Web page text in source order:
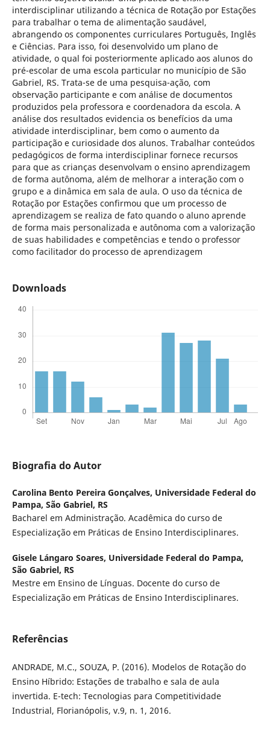
interdisciplinar utilizando a técnica de Rotação por Estações
para trabalhar o tema de alimentação saudável,
abrangendo os componentes curriculares Português, Inglês
e Ciências. Para isso, foi desenvolvido um plano de
atividade, o qual foi posteriormente aplicado aos alunos do
pré-escolar de uma escola particular no município de São
Gabriel, RS. Trata-se de uma pesquisa-ação, com
observação participante e com análise de documentos
produzidos pela professora e coordenadora da escola. A
análise dos resultados evidencia os benefícios da uma
atividade interdisciplinar, bem como o aumento da
participação e curiosidade dos alunos. Trabalhar conteúdos
pedagógicos de forma interdisciplinar fornece recursos
para que as crianças desenvolvam o ensino aprendizagem
de forma autônoma, além de melhorar a interação com o
grupo e a dinâmica em sala de aula. O uso da técnica de
Rotação por Estações confirmou que um processo de
aprendizagem se realiza de fato quando o aluno aprende
de forma mais personalizada e autônoma com a valorização
de suas habilidades e competências e tendo o professor
como facilitador do processo de aprendizagem
Downloads
Biografia do Autor
Carolina Bento Pereira Gonçalves, Universidade Federal do
Pampa, São Gabriel, RS
Bacharel em Administração. Acadêmica do curso de
Especialização em Práticas de Ensino Interdisciplinares.
Gisele Lángaro Soares, Universidade Federal do Pampa,
São Gabriel, RS
Mestre em Ensino de Línguas. Docente do curso de
Especialização em Práticas de Ensino Interdisciplinares.
Referências
ANDRADE, M.C., SOUZA, P. (2016). Modelos de Rotação do
Ensino Híbrido: Estações de trabalho e sala de aula
invertida. E-tech: Tecnologias para Competitividade
Industrial, Florianópolis, v.9, n. 1, 2016.